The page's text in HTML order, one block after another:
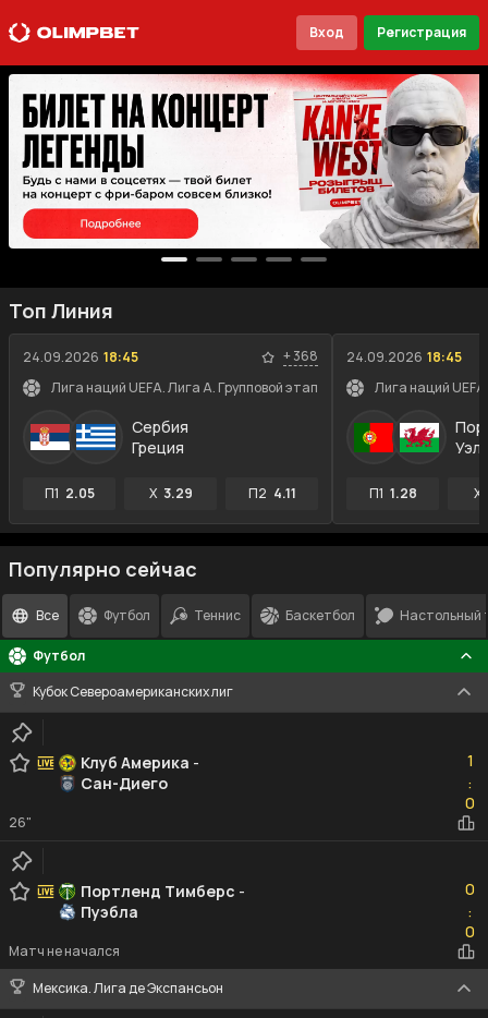
Вход Регистрация
Топ Линия
24.09.2026 18:45 +368
Лига наций UEFA. Лига A. Групповой этап
Сербия
Греция
П1 2.05 X 3.29 П2 4.11
24.09.2026 18:45
Лига наций
П1 1.28 X
Популярно сейчас
Все Футбол Теннис Баскетбол Настольный
Футбол
Кубок Североамериканских лиг
Клуб Америка -
Сан-Диего
1
:0
0
26"
Портленд Тимберс -
Пуэбла
0
:0
0
Матч не начался
Мексика. Лига де Экспансьон